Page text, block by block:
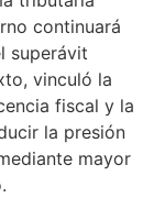
continuará
superávit
vinculó la
fiscal y la
la presión
mayor